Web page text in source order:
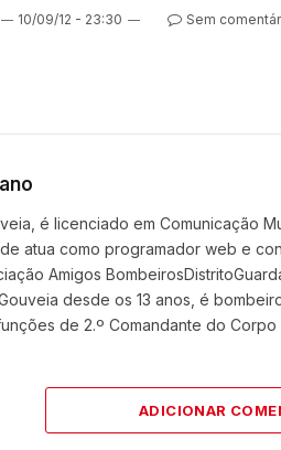
10/09/12 - 23:30 Sem
é licenciado em Comunicação
atua como programador web e
Amigos
desde os 13 anos, é
de 2.º Comandante do
ADICIONAR